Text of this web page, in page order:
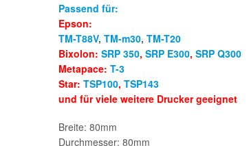
Passend für:
Epson:
TM-T88V,TM-m30,TM-T20
Bixolon:SRP 350,SRP E300,SRP Q300
Metapace:T-3
Star:TSP100,TSP143
und für viele weitere Drucker geeignet
Breite: 80mm
Durchmesser: 80mm